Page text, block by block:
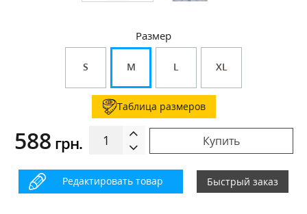
Размер
S M L XL
Таблица размеров
588 грн. Купить
Редактировать товар Быстрый заказ